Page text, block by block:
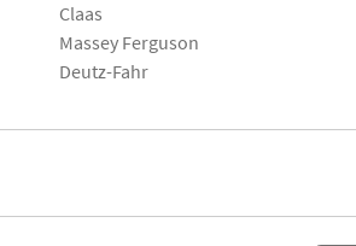
Claas
Massey Ferguson
Deutz-Fahr